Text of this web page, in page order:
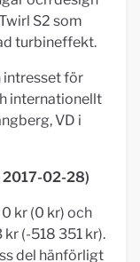
S2 som
turbineffekt.
intresset för
internationellt
VD i
2017-02-28)
kr (0 kr) och
(-518 351 kr).
del hänförligt